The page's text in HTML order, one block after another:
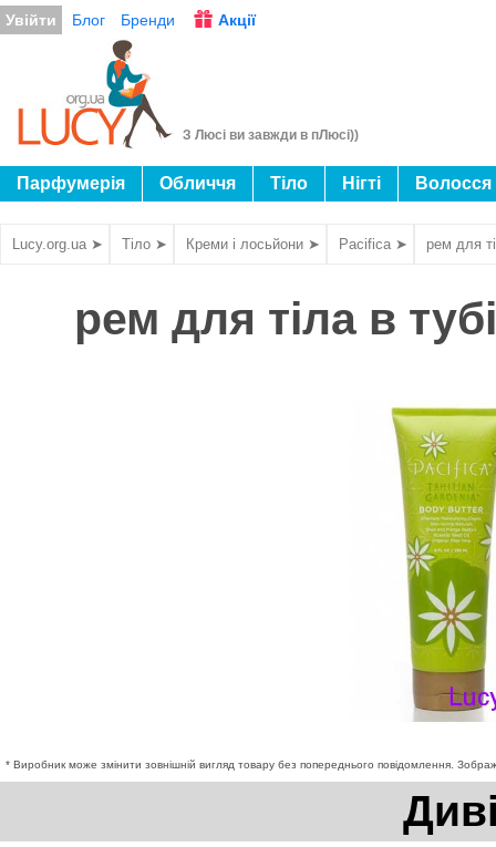
Увійти Блог Бренди Акції
З Люсі ви завжди в пЛюсі))
Парфумерія Обличчя Тіло Нігті Волосся
Lucy.org.ua ➤ Тіло ➤ Креми і лосьйони ➤ Pacifica ➤ рем для
рем для тіла в
* Виробник може змінити зовнішній вигляд товару без попереднього повідомлення.